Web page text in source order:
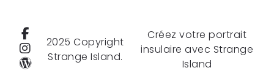
2025 Copyright
Strange Island.
Créez votre portrait
insulaire avec Strange
Island